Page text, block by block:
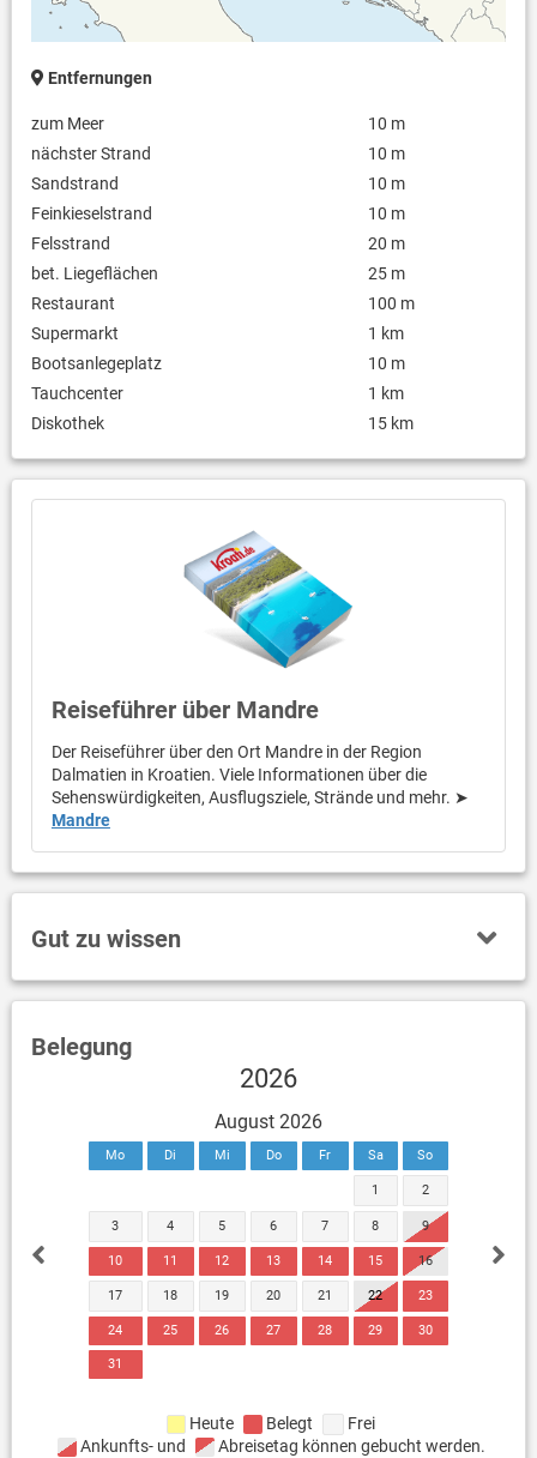
Entfernungen
zum Meer
10 m
nächster Strand
10 m
Sandstrand
10 m
Feinkieselstrand
10 m
Felsstrand
20 m
bet. Liegeflächen
25 m
Restaurant
100 m
Supermarkt
1 km
Bootsanlegeplatz
10 m
Tauchcenter
1 km
Diskothek
15 km
Reiseführer über Mandre
Der Reiseführer über den Ort Mandre in der Region
Dalmatien in Kroatien. Viele Informationen über die
Sehenswürdigkeiten, Ausflugsziele, Strände und mehr. ➤
Mandre
Gut zu wissen
Belegung
2026
August 2026
Mo Di Mi Do Fr Sa So
1 2
3 4 5 6 7 8 9
10 11 12 13 14 15 16
17 18 19 20 21 22 23
24 25 26 27 28 29 30
31
Heute Belegt
Frei
Ankunfts- und
Abreisetag können gebucht werden.